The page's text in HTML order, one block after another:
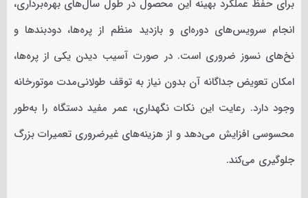
برای حفظ عملکرد بهینه این محصول در طول سال‌های بهره‌برداری،
انجام سرویس‌های دوره‌ای و بازدید منظم از پره‌ها، دودبندها و
نخ‌های نسوز ضروری است. در صورت آسیب دیدن یکی از پره‌ها،
امکان تعویض جداگانه آن بدون نیاز به توقف طولانی‌مدت موتورخانه
وجود دارد. رعایت این نکات نگهداری، عمر مفید دستگاه را به‌طور
محسوسی افزایش می‌دهد و از هزینه‌های غیرضروری تعمیرات بزرگ
جلوگیری می‌کند.